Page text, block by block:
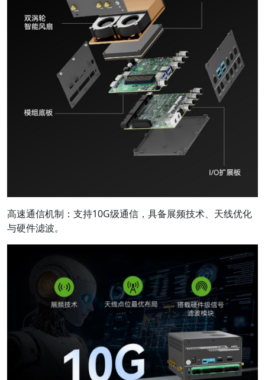
高速通信机制：支持10G级通信，具备展频技术、天线优化
与硬件滤波。